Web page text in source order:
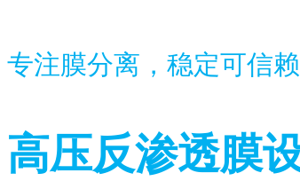
专注膜分离，稳定可信赖
高压反渗透膜